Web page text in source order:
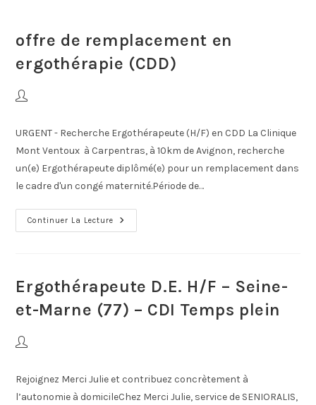
offre de remplacement en
ergothérapie (CDD)
URGENT - Recherche Ergothérapeute (H/F) en CDD La Clinique
Mont Ventoux à Carpentras, à 10km de Avignon, recherche
un(e) Ergothérapeute diplômé(e) pour un remplacement dans
le cadre d'un congé maternité.Période de…
Continuer La Lecture
Ergothérapeute D.E. H/F – Seine-
et-Marne (77) – CDI Temps plein
Rejoignez Merci Julie et contribuez concrètement à
l’autonomie à domicileChez Merci Julie, service de SENIORALIS,